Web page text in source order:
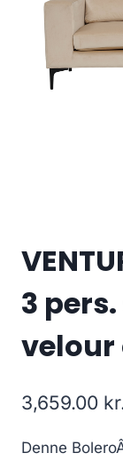
3
velour
3,659.00
Denne